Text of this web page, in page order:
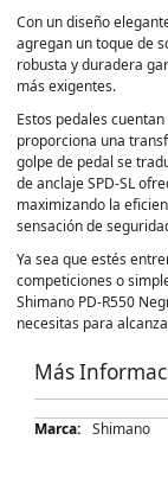
Con un diseño
agregan un toque de
robusta y duradera
más exigentes.
Estos pedales
proporciona una
golpe de pedal se
de anclaje SPD-SL
maximizando la
sensación de
Ya sea que estés
competiciones o
Shimano PD-R550
necesitas para
Más
Más
Shimano